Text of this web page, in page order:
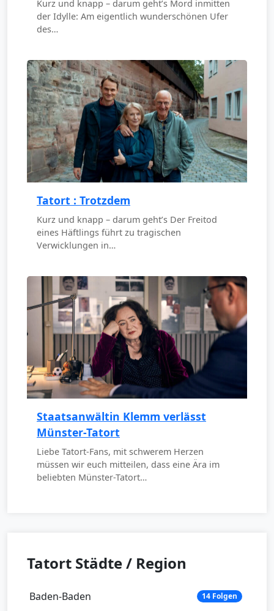
Kurz und knapp – darum geht’s Mord inmitten
der Idylle: Am eigentlich wunderschönen Ufer
des…
Tatort : Trotzdem
Kurz und knapp – darum geht’s Der Freitod
eines Häftlings führt zu tragischen
Verwicklungen in…
Staatsanwältin Klemm verlässt
Münster-Tatort
Liebe Tatort-Fans, mit schwerem Herzen
müssen wir euch mitteilen, dass eine Ära im
beliebten Münster-Tatort…
Tatort Städte / Region
Baden-Baden 14 Folgen